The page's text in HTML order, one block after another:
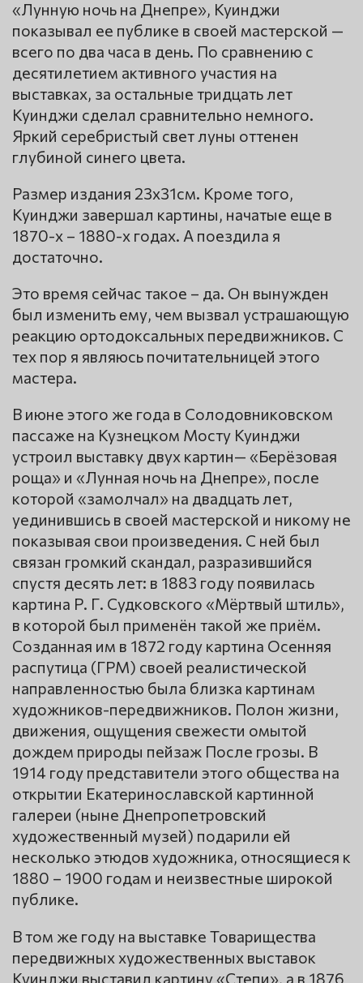
«Лунную ночь на Днепре», Куинджи
показывал ее публике в своей мастерской —
всего по два часа в день. По сравнению с
десятилетием активного участия на
выставках, за остальные тридцать лет
Куинджи сделал сравнительно немного.
Яркий серебристый свет луны оттенен
глубиной синего цвета.
Размер издания 23х31см. Кроме того,
Куинджи завершал картины, начатые еще в
1870-х – 1880-х годах. А поездила я
достаточно.
Это время сейчас такое – да. Он вынужден
был изменить ему, чем вызвал устрашающую
реакцию ортодоксальных передвижников. С
тех пор я являюсь почитательницей этого
мастера.
В июне этого же года в Солодовниковском
пассаже на Кузнецком Мосту Куинджи
устроил выставку двух картин— «Берёзовая
роща» и «Лунная ночь на Днепре», после
которой «замолчал» на двадцать лет,
уединившись в своей мастерской и никому не
показывая свои произведения. С ней был
связан громкий скандал, разразившийся
спустя десять лет: в 1883 году появилась
картина Р. Г. Судковского «Мёртвый штиль»,
в которой был применён такой же приём.
Созданная им в 1872 году картина Осенняя
распутица (ГРМ) своей реалистической
направленностью была близка картинам
художников-передвижников. Полон жизни,
движения, ощущения свежести омытой
дождем природы пейзаж После грозы. В
1914 году представители этого общества на
открытии Екатеринославской картинной
галереи (ныне Днепропетровский
художественный музей) подарили ей
несколько этюдов художника, относящиеся к
1880 – 1900 годам и неизвестные широкой
публике.
В том же году на выставке Товарищества
передвижных художественных выставок
Куинджи выставил картину «Степи», а в 1876